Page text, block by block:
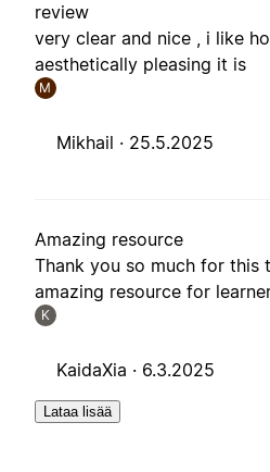
review
very clear and nice , i like
aesthetically pleasing it is
M
Mikhail · 25.5.2025
Amazing resource
Thank you so much for this
amazing resource for
K
KaidaXia · 6.3.2025
Lataa lisää